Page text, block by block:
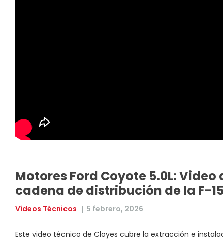
Motores Ford Coyote 5.0L:
cadena de distribución de la F-
Vídeos Técnicos | 5 febrero, 2026
Este video técnico de Cloyes cubre la extracción e